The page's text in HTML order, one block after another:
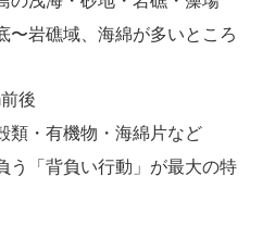
〜岩礁域、海綿が多いところ
後
類・有機物・海綿片など
う「背負い行動」が最大の特